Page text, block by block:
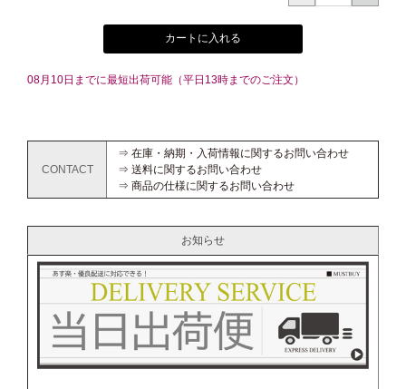
カートに入れる
08月10日までに最短出荷可能（平日13時までのご注文）
CONTACT
⇒ 在庫・納期・入荷情報に関するお問い合わせ
⇒ 送料に関するお問い合わせ
⇒ 商品の仕様に関するお問い合わせ
お知らせ